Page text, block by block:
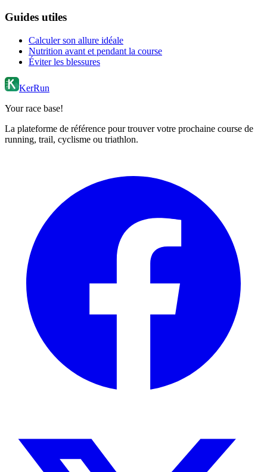
Guides utiles
Calculer son allure idéale
Nutrition avant et pendant la course
Éviter les blessures
KerRun
Your race base!
La plateforme de référence pour trouver votre prochaine course de
running, trail, cyclisme ou triathlon.